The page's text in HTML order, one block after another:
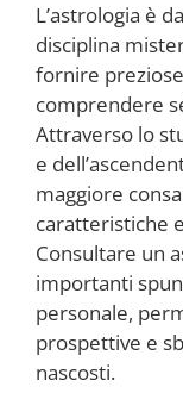
L’astrologia è
disciplina
fornire
comprendere
Attraverso lo
e
maggiore
caratteristiche
Consultare un
importanti
personale,
prospettive e
nascosti.